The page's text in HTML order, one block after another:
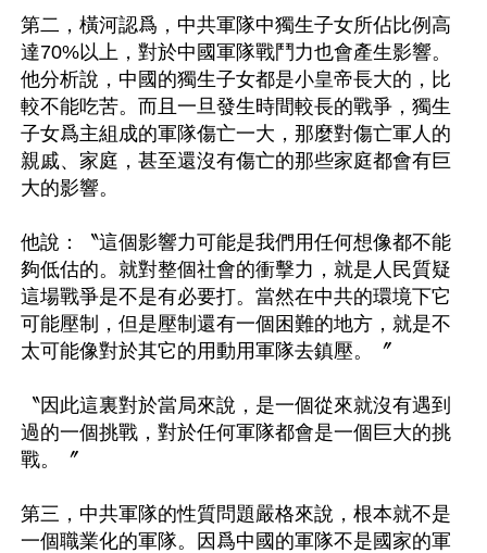
第二，橫河認爲，中共軍隊中獨生子女所佔比例高
達70%以上，對於中國軍隊戰鬥力也會產生影響。
他分析說，中國的獨生子女都是小皇帝長大的，比
較不能吃苦。而且一旦發生時間較長的戰爭，獨生
子女爲主組成的軍隊傷亡一大，那麼對傷亡軍人的
親戚、家庭，甚至還沒有傷亡的那些家庭都會有巨
大的影響。
他說：〝這個影響力可能是我們用任何想像都不能
夠低估的。就對整個社會的衝擊力，就是人民質疑
這場戰爭是不是有必要打。當然在中共的環境下它
可能壓制，但是壓制還有一個困難的地方，就是不
太可能像對於其它的用動用軍隊去鎮壓。〞
〝因此這裏對於當局來說，是一個從來就沒有遇到
過的一個挑戰，對於任何軍隊都會是一個巨大的挑
戰。〞
第三，中共軍隊的性質問題嚴格來說，根本就不是
一個職業化的軍隊。因爲中國的軍隊不是國家的軍